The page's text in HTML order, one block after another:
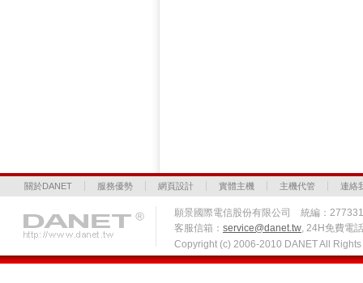
關於DANET 服務優勢 網頁設計 實體主機 主機代管 連絡
願景國際電信股份有限公司 統編：
客服信箱： service@danet.tw, 24H免費電
Copyright (c) 2006-2010 DANET All